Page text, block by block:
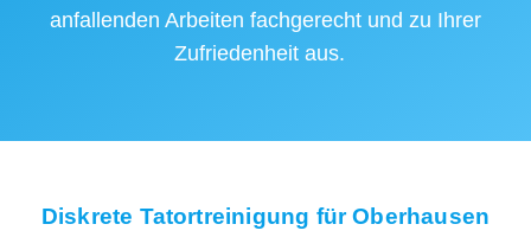
anfallenden Arbeiten fachgerecht und zu Ihrer
Zufriedenheit aus.
Diskrete Tatortreinigung für Oberhausen